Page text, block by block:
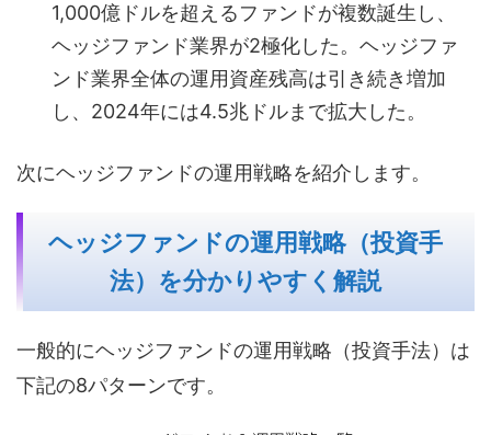
1,000億ドルを超えるファンドが複数誕生し、
ヘッジファンド業界が2極化した。ヘッジファ
ンド業界全体の運用資産残高は引き続き増加
し、2024年には4.5兆ドルまで拡大した。
次にヘッジファンドの運用戦略を紹介します。
ヘッジファンドの運用戦略（投資手
法）を分かりやすく解説
一般的にヘッジファンドの運用戦略（投資手法）は
下記の8パターンです。